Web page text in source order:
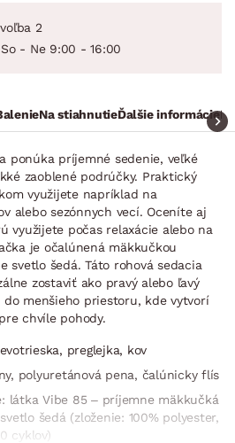
2
- Ne 9:00 - 16:00
Na stiahnutieĎalšie informácie
ponúka príjemné sedenie, veľké
zaoblené podrúčky. Praktický
využijete napríklad na
alebo sezónnych vecí. Oceníte aj
využijete počas relaxácie alebo na
je očalúnená mäkkučkou
svetlo šedá. Táto rohová sedacia
zostaviť ako pravý alebo ľavý
do menšieho priestoru, kde vytvorí
chvíle pohody.
preglejka, kov
polyuretánová pena, čalúnicky flís
látka Vibe 85 – príjemne mäkkučká
šedá (zloženie: 100% polyester,
cyklov)